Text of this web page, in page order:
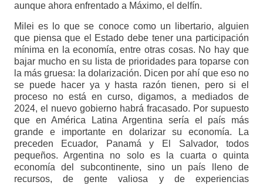
aunque ahora enfrentado a Máximo, el delfín.
Milei es lo que se conoce como un libertario, alguien
que piensa que el Estado debe tener una participación
mínima en la economía, entre otras cosas. No hay que
bajar mucho en su lista de prioridades para toparse con
la más gruesa: la dolarización. Dicen por ahí que eso no
se puede hacer ya y hasta razón tienen, pero si el
proceso no está en curso, digamos, a mediados de
2024, el nuevo gobierno habrá fracasado. Por supuesto
que en América Latina Argentina sería el país más
grande e importante en dolarizar su economía. La
preceden Ecuador, Panamá y El Salvador, todos
pequeños. Argentina no solo es la cuarta o quinta
economía del subcontinente, sino un país lleno de
recursos, de gente valiosa y de experiencias